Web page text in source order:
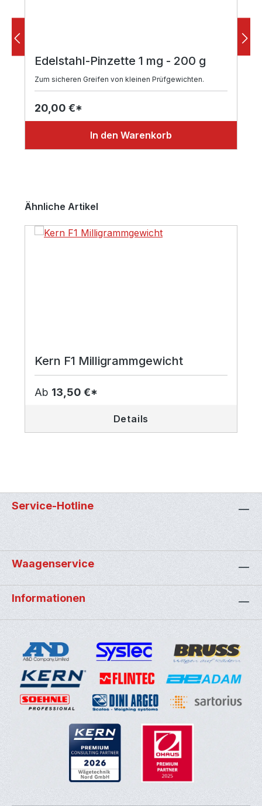
Edelstahl-Pinzette 1 mg - 200 g
Zum sicheren Greifen von kleinen Prüfgewichten.
20,00 €*
In den Warenkorb
Produktgalerie überspringen
Ähnliche Artikel
Kern F1 Milligrammgewicht
Ab 13,50 €*
Details
Service-Hotline
Waagenservice
Informationen